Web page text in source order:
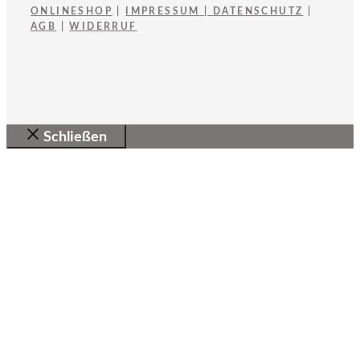
ONLINESHOP IMPRESSUM DATENSCHUTZ
AGB
|WIDERRUF
Schließen